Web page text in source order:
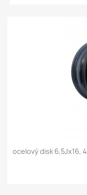
ocelový disk 6,5Jx16,